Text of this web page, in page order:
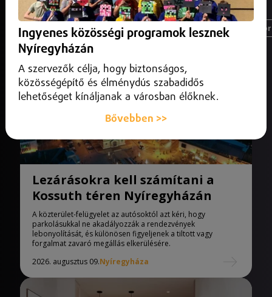
Magyarország Nyíregyháza Üzlet
Lezárásokra kell számítani a
Kossuth téren Nyíregyházán
A közterület-felügyelet az autósoktól azt kéri, hogy
parkolásukkal ne akadályozzák a rendezvények
lebonyolítását, és különösen figyeljenek a tiltott vagy
forgalmat zavaró megállás elkerülésére.
2026. augusztus 09.Nyíregyháza
Ingyenes közösségi programok lesznek
Nyíregyházán
A szervezők célja, hogy biztonságos,
közösségépítő és élménydús szabadidős
lehetőséget kínáljanak a városban élőknek.
Bővebben >>